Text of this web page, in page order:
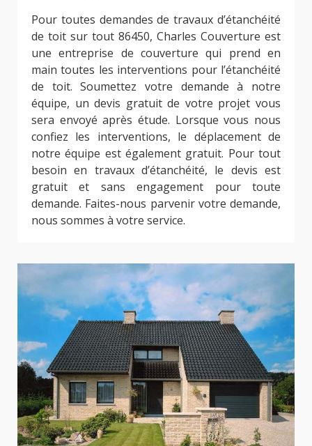
Pour toutes demandes de travaux d’étanchéité
de toit sur tout 86450, Charles Couverture est
une entreprise de couverture qui prend en
main toutes les interventions pour l’étanchéité
de toit. Soumettez votre demande à notre
équipe, un devis gratuit de votre projet vous
sera envoyé après étude. Lorsque vous nous
confiez les interventions, le déplacement de
notre équipe est également gratuit. Pour tout
besoin en travaux d’étanchéité, le devis est
gratuit et sans engagement pour toute
demande. Faites-nous parvenir votre demande,
nous sommes à votre service.